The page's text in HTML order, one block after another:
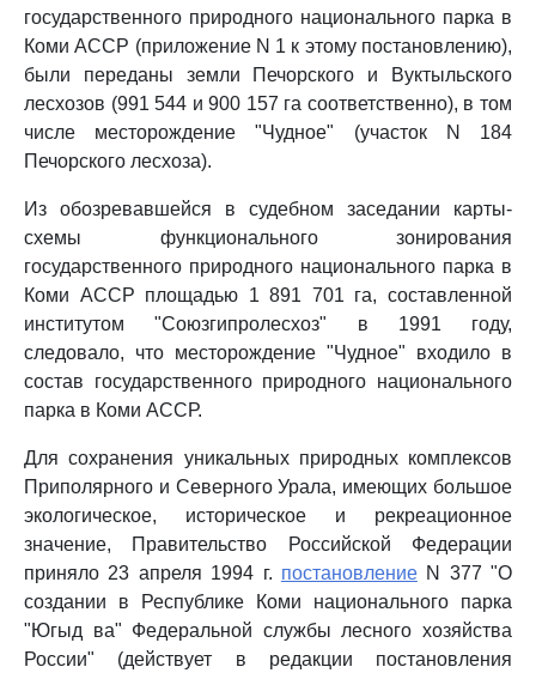
государственного природного национального парка в
Коми АССР (приложение N 1 к этому постановлению),
были переданы земли Печорского и Вуктыльского
лесхозов (991 544 и 900 157 га соответственно), в том
числе месторождение "Чудное" (участок N 184
Печорского лесхоза).
Из обозревавшейся в судебном заседании карты-
схемы функционального зонирования
государственного природного национального парка в
Коми АССР площадью 1 891 701 га, составленной
институтом "Союзгипролесхоз" в 1991 году,
следовало, что месторождение "Чудное" входило в
состав государственного природного национального
парка в Коми АССР.
Для сохранения уникальных природных комплексов
Приполярного и Северного Урала, имеющих большое
экологическое, историческое и рекреационное
значение, Правительство Российской Федерации
приняло 23 апреля 1994 г. постановлениеN 377 "О
создании в Республике Коми национального парка
"Югыд ва" Федеральной службы лесного хозяйства
России" (действует в редакции постановления